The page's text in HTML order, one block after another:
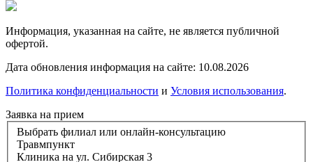
Информация, указанная на сайте, не является публичной
офертой.
Дата обновления информация на сайте: 10.08.2026
Политика конфиденциальности и Условия использования.
Заявка на прием
Выбрать филиал или онлайн-консультацию
Травмпункт
Клиника на ул. Сибирская 3